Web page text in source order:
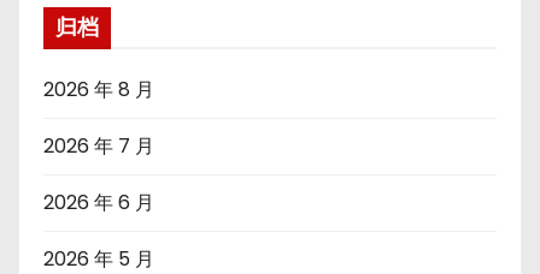
归档
2026 年 8 月
2026 年 7 月
2026 年 6 月
2026 年 5 月